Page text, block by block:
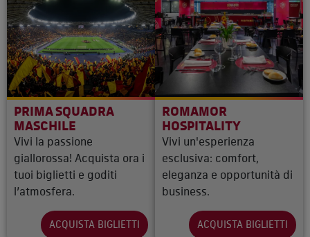
PRIMA SQUADRA
MASCHILE
Vivi la passione
giallorossa! Acquista ora i
tuoi biglietti e goditi
l’atmosfera.
ACQUISTA BIGLIETTI
ROMAMOR
HOSPITALITY
Vivi un'esperienza
esclusiva: comfort,
eleganza e opportunità di
business.
ACQUISTA BIGLIETTI